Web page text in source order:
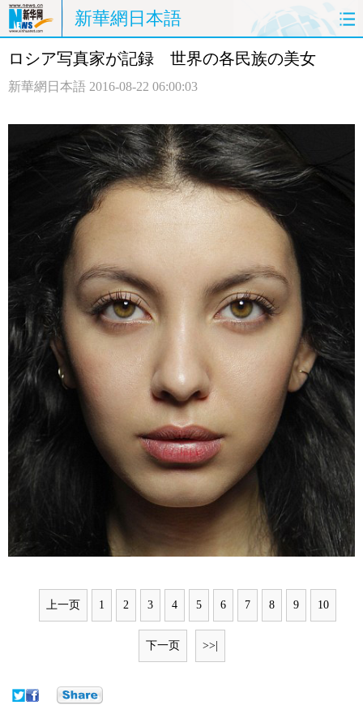
新華網日本語
ホームページ 政治 経済
観光 評論 写真
中日対訳
ロシア写真家が記録 世界の各民族の美女
新華網日本語 2016-08-22 06:00:03
上一页 1 2 3 4 5 6 7 8 9 10
下一页 >>|